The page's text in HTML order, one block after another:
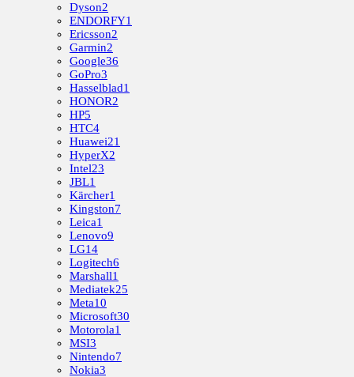
Dyson2
ENDORFY1
Ericsson2
Garmin2
Google36
GoPro3
Hasselblad1
HONOR2
HP5
HTC4
Huawei21
HyperX2
Intel23
JBL1
Kärcher1
Kingston7
Leica1
Lenovo9
LG14
Logitech6
Marshall1
Mediatek25
Meta10
Microsoft30
Motorola1
MSI3
Nintendo7
Nokia3